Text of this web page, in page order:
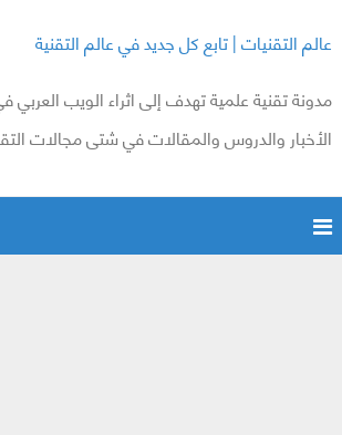
عالم التقنيات | تابع كل جديد في عالم التقنية
مدونة تقنية علمية تهدف إلى اثراء الويب العربي
الأخبار والدروس والمقالات في شتى مجالات